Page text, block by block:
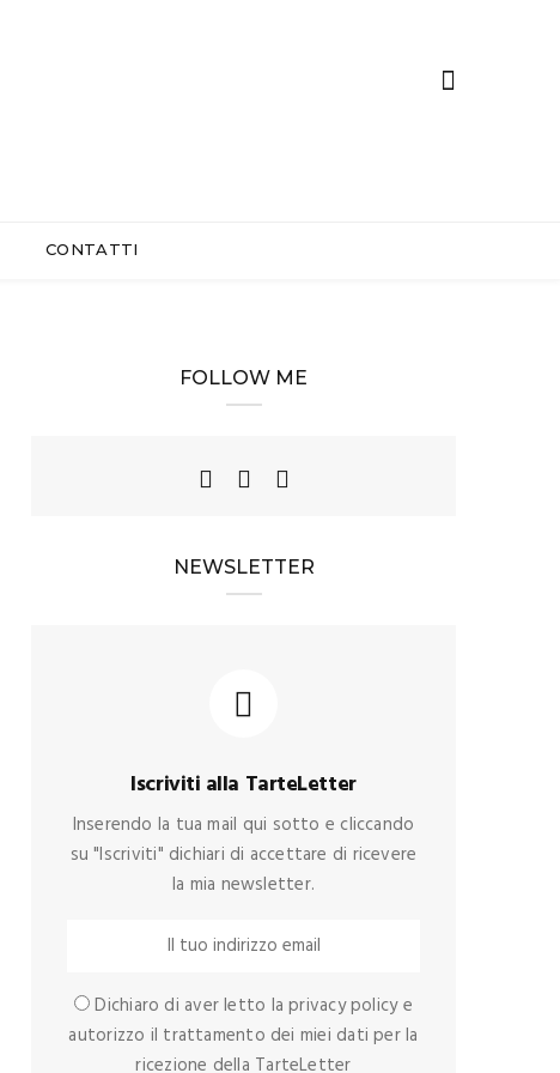
CONTATTI
FOLLOW ME
NEWSLETTER
Iscriviti alla TarteLetter
Inserendo la tua mail qui sotto e cliccando
su "Iscriviti" dichiari di accettare di ricevere
la mia newsletter.
Dichiaro di aver letto la privacy policy e
autorizzo il trattamento dei miei dati per la
ricezione della TarteLetter